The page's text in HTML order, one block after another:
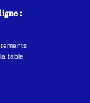
:
table